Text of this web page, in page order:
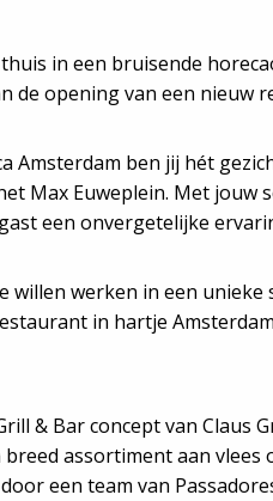
in een bruisende
de opening van een nieuw
Amsterdam ben jij hét
Max Euweplein. Met jouw
een onvergetelijke
willen werken in een
in hartje
& Bar concept van Claus
assortiment aan vlees
een team van